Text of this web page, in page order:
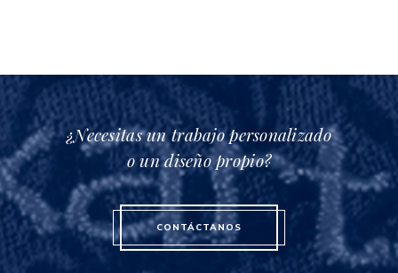
¿Necesitas un trabajo personalizado
o un diseño propio?
CONTÁCTANOS